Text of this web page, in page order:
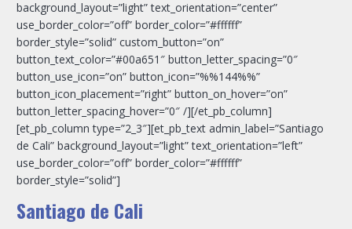
background_layout=”light” text_orientation=”center”
use_border_color=”off” border_color=”#ffffff”
border_style=”solid” custom_button=”on”
button_text_color=”#00a651″ button_letter_spacing=”0″
button_use_icon=”on” button_icon=”%%144%%”
button_icon_placement=”right” button_on_hover=”on”
button_letter_spacing_hover=”0″ /][/et_pb_column]
[et_pb_column type=”2_3″][et_pb_text admin_label=”Santiago
de Cali” background_layout=”light” text_orientation=”left”
use_border_color=”off” border_color=”#ffffff”
border_style=”solid”]
Santiago de Cali